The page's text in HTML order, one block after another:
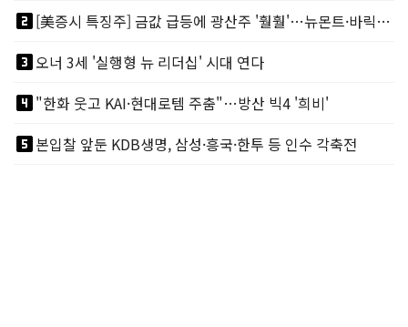
looks_two
[美증시 특징주] 금값 급등에 광산주 '훨훨'…뉴몬트·바릭마이닝 주도
looks_3오너 3세 '실행형 뉴 리더십' 시대 연다
looks_4"한화 웃고 KAI·현대로템 주춤"…방산 빅4 '희비'
looks_5본입찰 앞둔 KDB생명, 삼성·흥국·한투 등 인수 각축전